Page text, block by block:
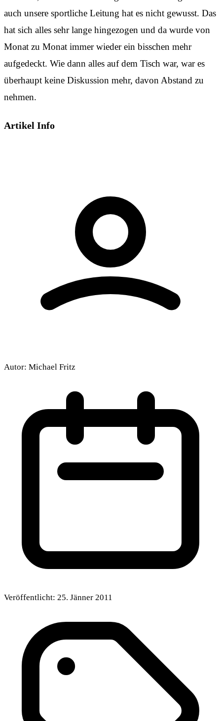
auch unsere sportliche Leitung hat es nicht gewusst. Das
hat sich alles sehr lange hingezogen und da wurde von
Monat zu Monat immer wieder ein bisschen mehr
aufgedeckt. Wie dann alles auf dem Tisch war, war es
überhaupt keine Diskussion mehr, davon Abstand zu
nehmen.
Artikel Info
Autor: Michael Fritz
Veröffentlicht: 25. Jänner 2011